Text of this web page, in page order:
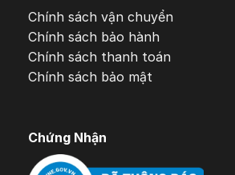
Chính sách vận chuyển
Chính sách bảo hành
Chính sách thanh toán
Chính sách bảo mật
Chứng Nhận